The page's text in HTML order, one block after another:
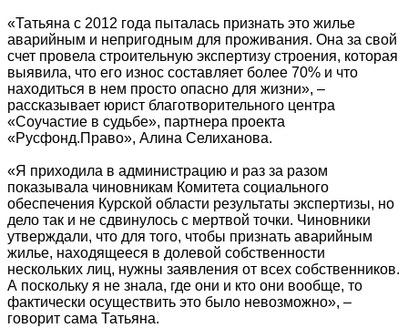
«Татьяна с 2012 года пыталась признать это жилье
аварийным и непригодным для проживания. Она за свой
счет провела строительную экспертизу строения, которая
выявила, что его износ составляет более 70% и что
находиться в нем просто опасно для жизни», –
рассказывает юрист благотворительного центра
«Соучастие в судьбе», партнера проекта
«Русфонд.Право», Алина Селиханова.
«Я приходила в администрацию и раз за разом
показывала чиновникам Комитета социального
обеспечения Курской области результаты экспертизы, но
дело так и не сдвинулось с мертвой точки. Чиновники
утверждали, что для того, чтобы признать аварийным
жилье, находящееся в долевой собственности
нескольких лиц, нужны заявления от всех собственников.
А поскольку я не знала, где они и кто они вообще, то
фактически осуществить это было невозможно», –
говорит сама Татьяна.